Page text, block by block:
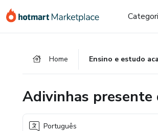
para
para
para
Home Ensino e estudo
Adivinhas presente
Português